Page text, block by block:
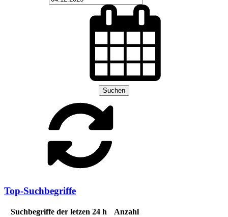
Suchen
Top-Suchbegriffe
Suchbegriffe der letzen 24 h
Anzahl